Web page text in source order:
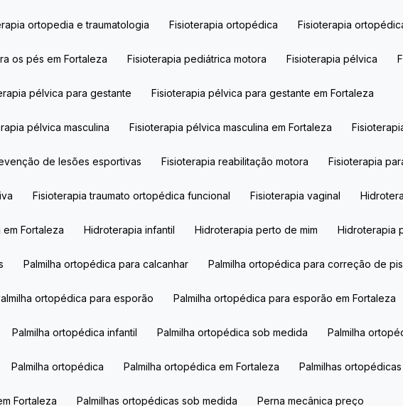
ortopedia e traumatologia Fisioterapia ortopédica Fisioterapia
os pés em Fortaleza Fisioterapia pediátrica motora​ Fisioterapia pélvica
pélvica para gestante Fisioterapia pélvica para gestante em Fortaleza
pélvica masculina Fisioterapia pélvica masculina em Fortaleza
de lesões esportivas Fisioterapia reabilitação motora Fisioterapia
Fisioterapia traumato ortopédica funcional Fisioterapia vaginal
em Fortaleza Hidroterapia infantil Hidroterapia perto de mim Hidroterapia
Palmilha ortopédica para calcanhar​ Palmilha ortopédica para correção de
Palmilha ortopédica para esporão​ Palmilha ortopédica para esporão​ em Fortaleza
Palmilha ortopédica infantil​ Palmilha ortopédica sob medida​ Palmilha
Palmilha ortopédica​ Palmilha ortopédica​ em Fortaleza Palmilhas
Fortaleza Palmilhas ortopédicas sob medida​ Perna mecânica preço